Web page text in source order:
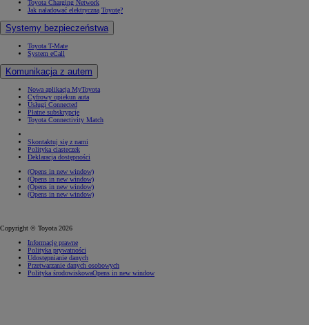
Toyota Charging Network
Jak naładować elektryczną Toyotę?
Systemy bezpieczeństwa
Toyota T-Mate
System eCall
Komunikacja z autem
Nowa aplikacja MyToyota
Cyfrowy opiekun auta
Usługi Connected
Płatne subskrypcje
Toyota Connectivity Match
Skontaktuj się z nami
Polityka ciasteczek
Deklaracja dostępności
(Opens in new window)
(Opens in new window)
(Opens in new window)
(Opens in new window)
Copyright © Toyota 2026
Informacje prawne
Polityka prywatności
Udostępnianie danych
Przetwarzanie danych osobowych
Polityka środowiskowaOpens in new window